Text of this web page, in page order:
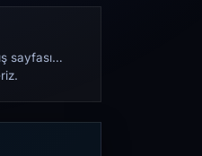
sayfası…